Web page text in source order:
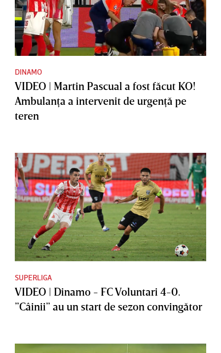
DINAMO
VIDEO | Martin Pascual a fost făcut KO!
Ambulanţa a intervenit de urgenţă pe
teren
SUPERLIGA
VIDEO | Dinamo - FC Voluntari 4-0.
”Câinii” au un start de sezon convingător